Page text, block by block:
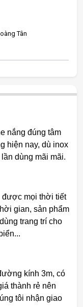
Tân
nắng đúng tâm
hiện nay, dù inox
dùng mãi mãi.
mọi thời tiết
gian, sản phẩm
trang trí cho
kính 3m, có
thành rẻ nên
tôi nhận giao